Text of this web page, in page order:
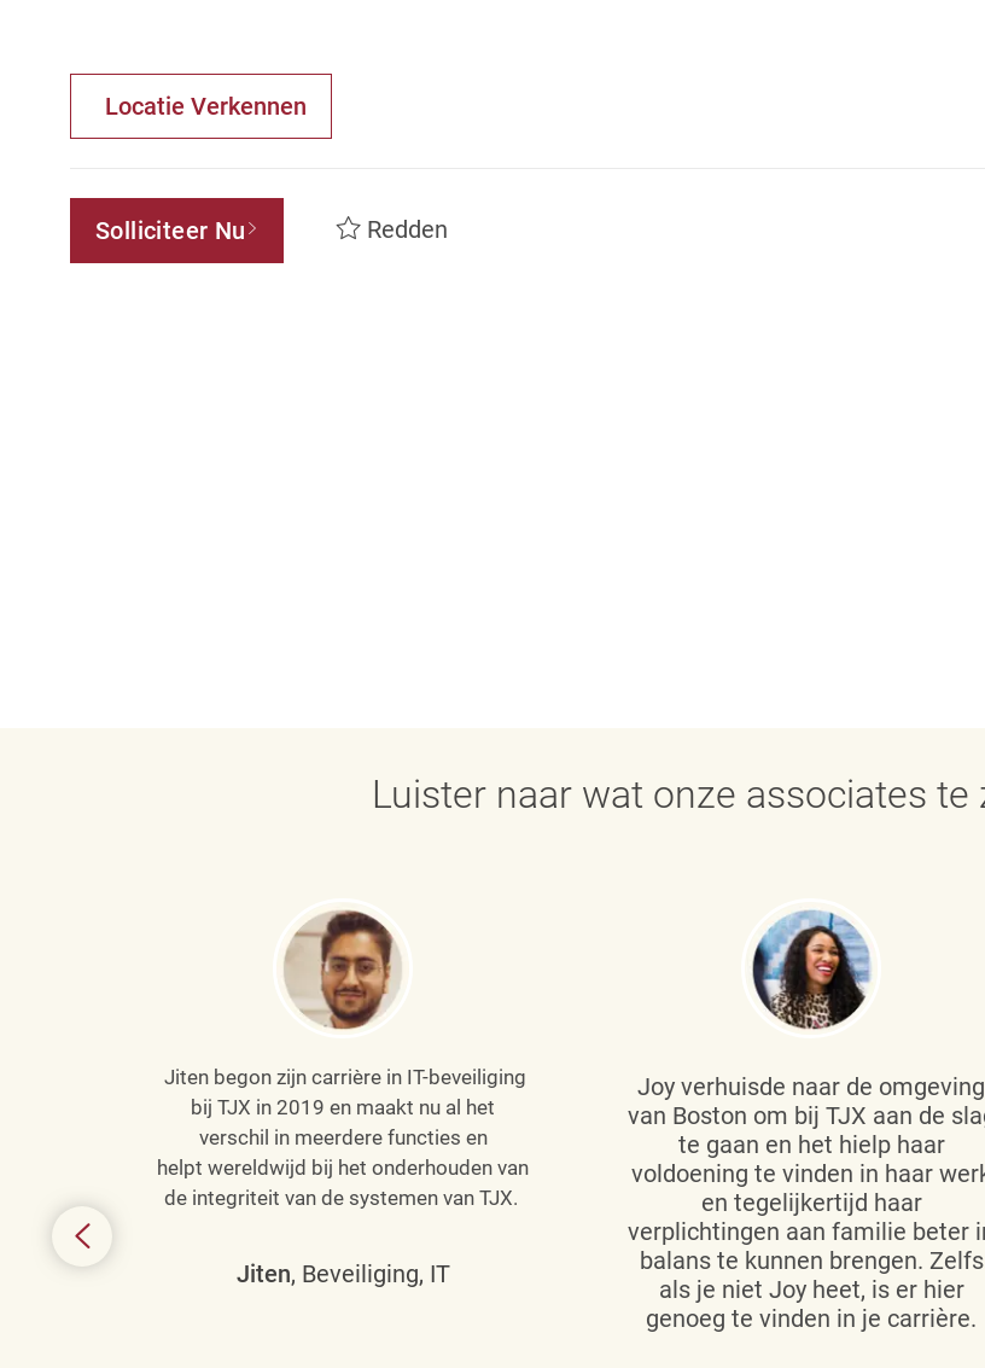
Locatie Verkennen
Solliciteer Nu Redden
Luister naar wat onze associates te
Jiten begon zijn carrière in IT-beveiliging
bij TJX in 2019 en maakt nu al het
verschil in meerdere functies en
helpt wereldwijd bij het onderhouden van
de integriteit van de systemen van TJX.
Jiten, Beveiliging, IT
Joy verhuisde naar de omgeving
van Boston om bij TJX aan de
te gaan en het hielp haar
voldoening te vinden in haar
en tegelijkertijd haar
verplichtingen aan familie beter
balans te kunnen brengen. Zelfs
als je niet Joy heet, is er hier
genoeg te vinden in je carrière.